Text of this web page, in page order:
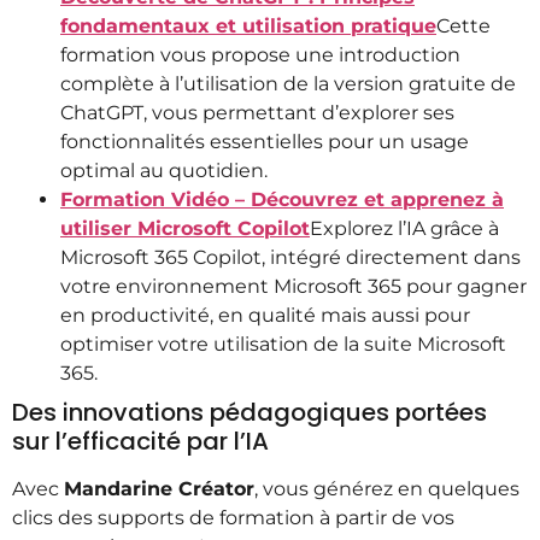
fondamentaux et utilisation pratique​Cette
formation vous propose une introduction
complète à l’utilisation de la version gratuite de
ChatGPT, vous permettant d’explorer ses
fonctionnalités essentielles pour un usage
optimal au quotidien.
Formation Vidéo – Découvrez et apprenez à
utiliser Microsoft CopilotExplorez l’IA grâce à
Microsoft 365 Copilot, intégré directement dans
votre environnement Microsoft 365 pour gagner
en productivité, en qualité mais aussi pour
optimiser votre utilisation de la suite Microsoft
365.
Des innovations pédagogiques portées
sur l’efficacité par l’IA
Avec Mandarine Créator, vous générez en quelques
clics des supports de formation à partir de vos